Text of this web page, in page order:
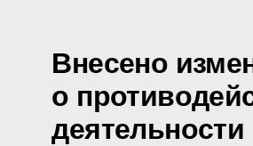
Внесено
о
деятельности